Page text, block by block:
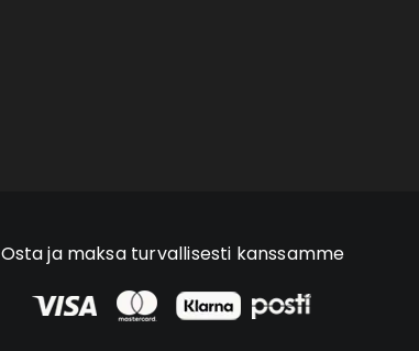
Osta ja maksa turvallisesti kanssamme